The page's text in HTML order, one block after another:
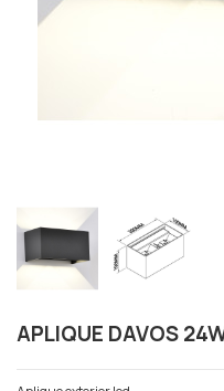
APLIQUE DAVOS